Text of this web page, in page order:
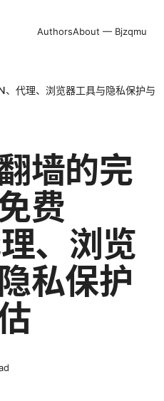
AuthorsAbout — Bjzqmu
代理、浏览器工具与隐私保护与
墙的完
费
、浏览
私保护